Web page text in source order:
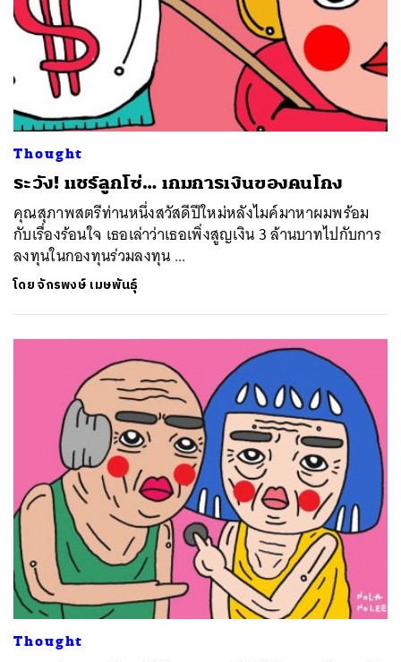
Thought
ระวัง! แชร์ลูกโซ่… เกมการเงินของคนโกง
คุณสุภาพสตรีท่านหนึ่งสวัสดีปีใหม่หลังไมค์มาหาผมพร้อม
กับเรื่องร้อนใจ เธอเล่าว่าเธอเพิ่งสูญเงิน 3 ล้านบาทไปกับการ
ลงทุนในกองทุนร่วมลงทุน ...
โดยจักรพงษ์ เมษพันธุ์
Thought
ค้นหา
SHARE TWEET LINE EMAIL